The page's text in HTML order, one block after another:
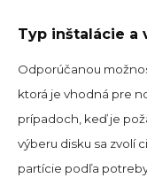
Typ inštalácie a
Odporúčanou
ktorá je vhodná pre
prípadoch, keď je
výberu disku sa zvolí
partície podľa